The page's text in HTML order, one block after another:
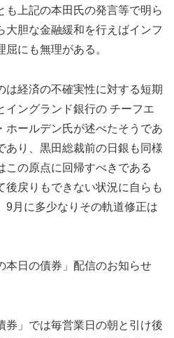
も上記の本田氏の発言等で明ら
大胆な金融緩和を行えばインフ
にも無理がある。
は経済の不確実性に対する短期
イングランド銀行の チーフエ
ホールデン氏が述べたそうであ
あり、黒田総裁前の日銀も同様
この原点に回帰すべきである
後戻りもできない状況に自らも
9月に多少なりその軌道修正は
本日の債券」配信のお知らせ
券」では毎営業日の朝と引け後